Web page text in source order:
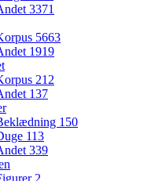
3371
5663
1919
212
137
150
113
339